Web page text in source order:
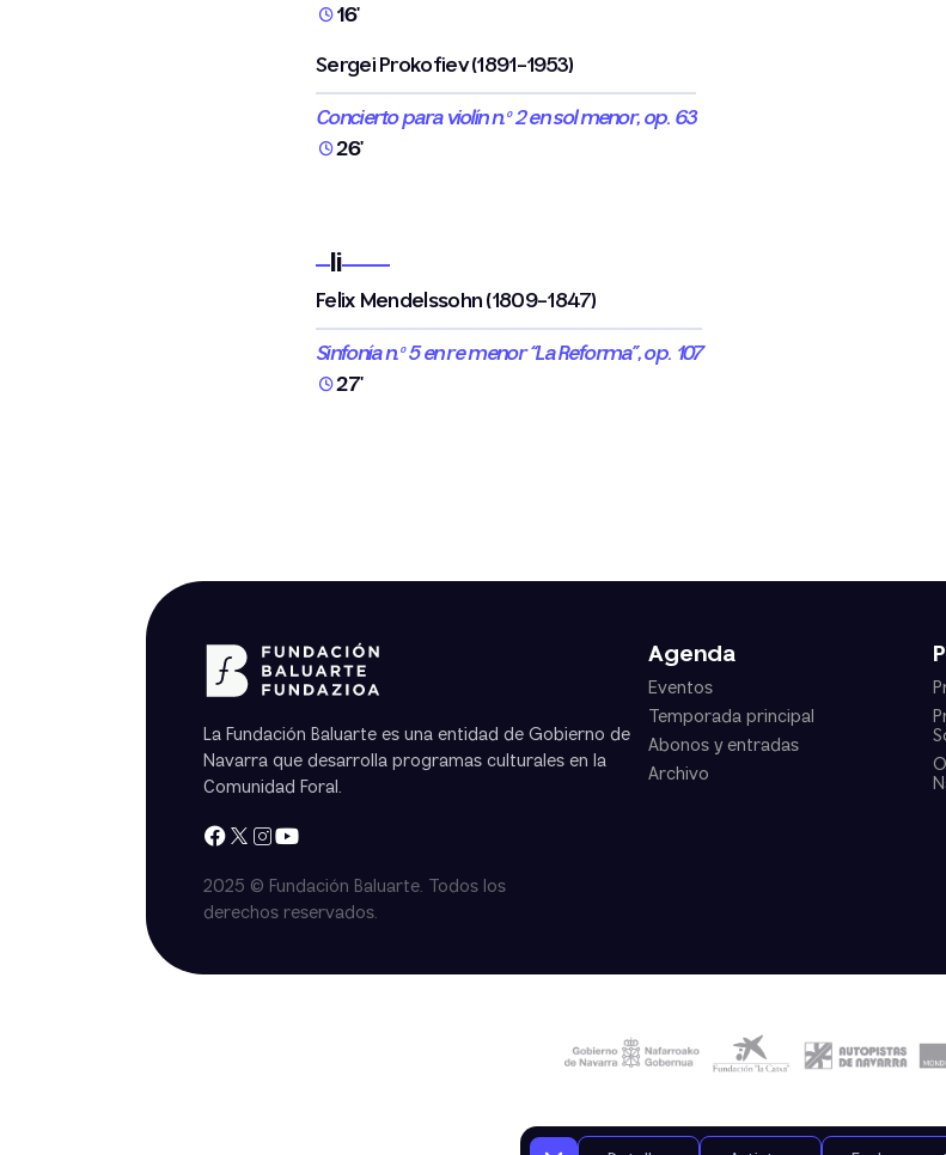
16'
Sergei Prokofiev (1891-1953)
Concierto para violín n.º 2 en sol menor, op. 63
26'
Ii
Felix Mendelssohn (1809-1847)
Sinfonía n.º 5 en re menor “La Reforma”, op. 107
27'
La Fundación Baluarte es una entidad de Gobierno de
Navarra que desarrolla programas culturales en la
Comunidad Foral.
2025 © Fundación Baluarte. Todos los
derechos reservados.
Agenda
Eventos
Temporada principal
Abonos y entradas
Archivo